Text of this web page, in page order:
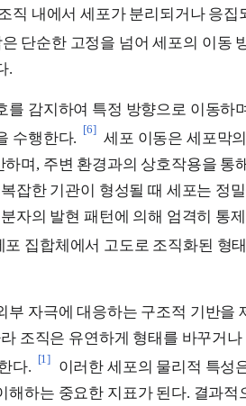
직 내에서 세포가 분리되거나 응집
단순한 고정을 넘어 세포의 이동
.
를 감지하여 특정 방향으로 이동하
수행한다.
[6]
세포 이동은 세포막
며, 주변 환경과의 상호작용을 통
잡한 기관이 형성될 때 세포는 정
자의 발현 패턴에 의해 엄격히 통
집합체에서 고도로 조직화된 형
자극에 대응하는 구조적 기반을
조직은 유연하게 형태를 바꾸거나
다.
[1]
이러한 세포의 물리적 특성
하는 중요한 지표가 된다. 결과적